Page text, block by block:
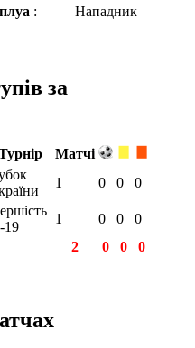
: Нападник
за
Матчі
1 0 0 0
19
1 0 0
0
2 0 0 0